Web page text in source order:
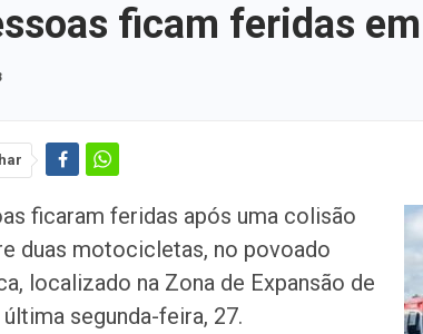
ficam feridas
ficaram feridas após uma colisão
duas motocicletas, no povoado
localizado na Zona de Expansão de
última segunda-feira, 27.